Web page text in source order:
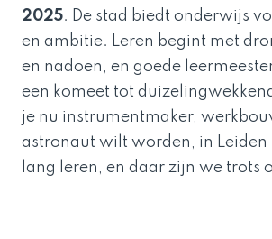
2025. De stad biedt onderwijs
en ambitie. Leren begint met
en nadoen, en goede
een komeet tot
je nu instrumentmaker,
astronaut wilt worden, in Leiden
lang leren, en daar zijn we trots